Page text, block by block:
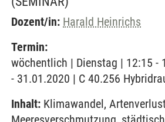
Dozent/in: Harald Heinrichs
Termin:
wöchentlich | Dienstag | 12:15 -
- 31.01.2020 | C 40.256
Inhalt: Klimawandel,